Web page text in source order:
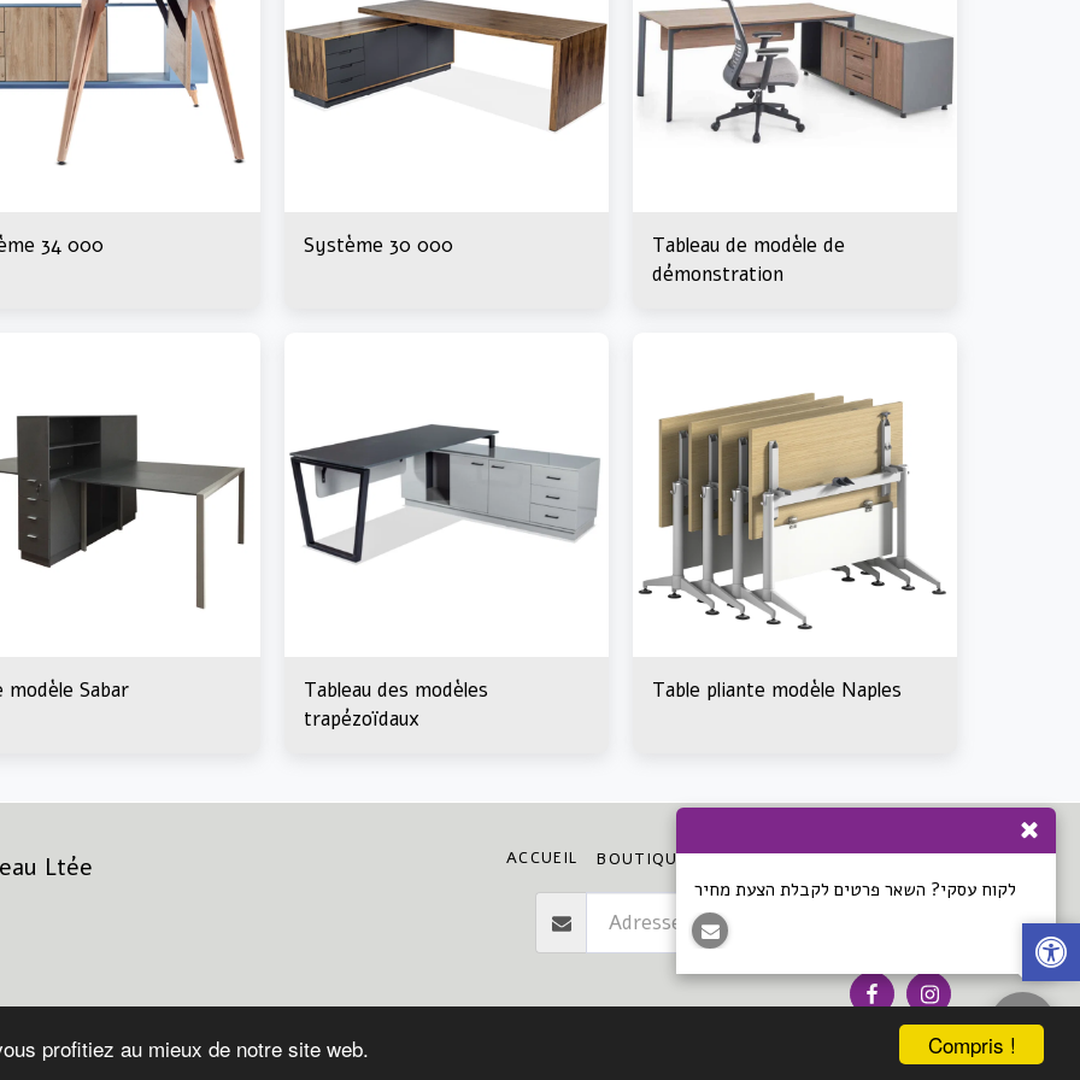
34 000 Système 30 000
Tableau de modèle de
démonstration
modèle Sabar
Tableau des modèles
trapézoïdaux
Table pliante modèle Naples
Ltée ACCUEIL BOUTIQUE CLARIFICATION PLUS
לקוח עסקי? השאר פרטים לקבלת הצעת מחיר